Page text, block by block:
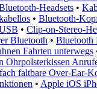
Headsets •
• Bluetooth-
• Clip-on-Stereo-
Bluetooth • Bluetooth
Fahrten unterwegs
Ohrpolsterkissen
faltbare Over-Ear-
• Apple iOS